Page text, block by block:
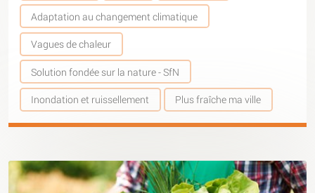
Adaptation au changement climatique
Vagues de chaleur
Solution fondée sur la nature - SfN
Inondation et ruissellement Plus fraîche ma ville